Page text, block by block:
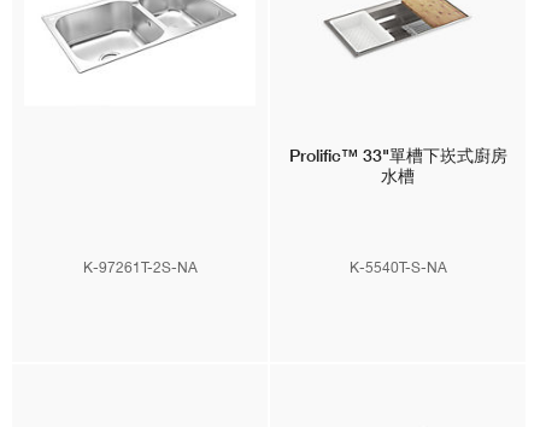
K-97261T-2S-NA
Prolific™
33"單槽下崁式廚房
水槽
K-5540T-S-NA